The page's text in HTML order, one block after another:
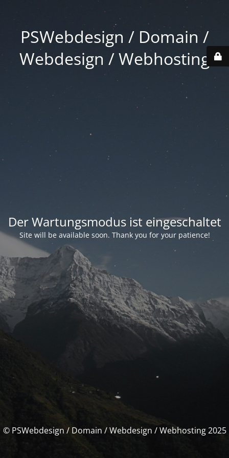
PSWebdesign / Domain /
Webdesign / Webhosting
Der Wartungsmodus ist eingeschaltet
Site will be available soon. Thank you for your patience!
© PSWebdesign / Domain / Webdesign / Webhosting 2025